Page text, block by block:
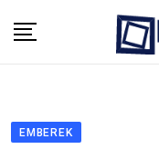
EMBEREK